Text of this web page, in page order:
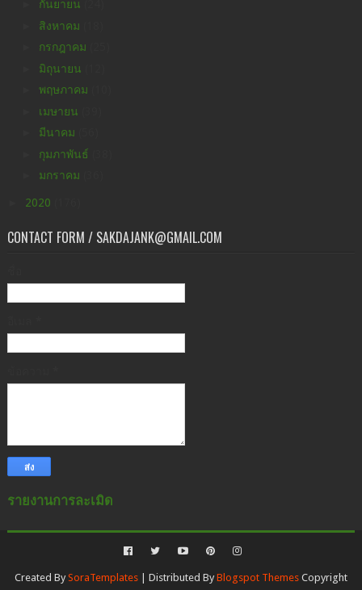
กันยายน
สิงหาคม
กรกฎาคม
มิถุนายน
พฤษภาคม
เมษายน
มีนาคม
กุมภาพันธ์
มกราคม
2020
CONTACT FORM / SAKDAJANK@GMAIL.COM
รายงานการละเมิด
Created By SoraTemplates| Distributed By Blogspot ThemesCopyright